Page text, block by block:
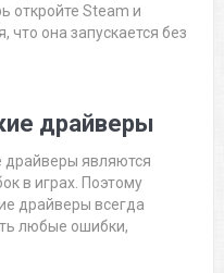
откройте Steam и
что она запускается без
драйверы
являются
в играх. Поэтому
драйверы всегда
любые ошибки,